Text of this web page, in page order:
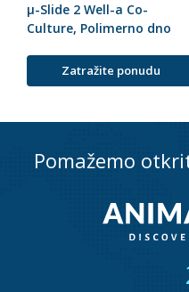
µ-Slide 2 Well-a Co-
Culture, Polimerno dno
Zatražite ponudu
Pomažemo